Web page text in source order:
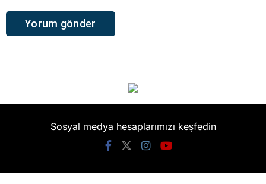
Sosyal medya hesaplarımızı keşfedin